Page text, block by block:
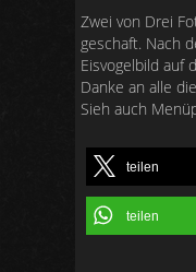
Zwei von Drei
geschaft. Nach
Eisvogelbild auf
Danke an alle
Sieh auch
teilen
teilen